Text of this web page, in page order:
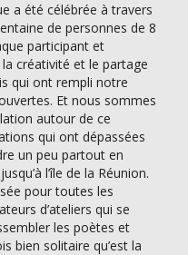
a été célébrée à travers
de personnes de 8
participant et
créativité et le partage
qui ont rempli notre
Et nous sommes
autour de ce
qui ont dépassées
un peu partout en
l’île de la Réunion.
pour toutes les
d’ateliers qui se
les poètes et
bien solitaire qu’est la